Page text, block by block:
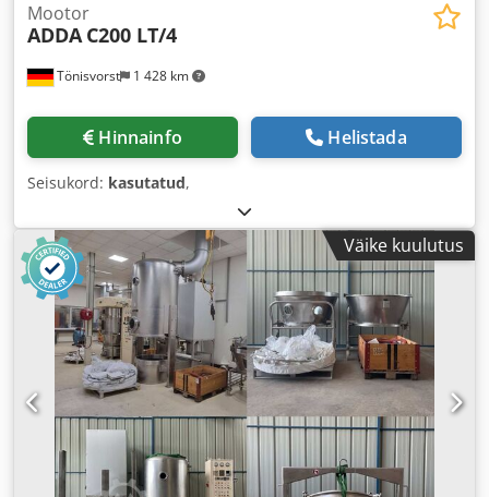
Tönisvorst 1 428 km
Mootor
ADDA C200 LT/4
Hinnainfo Helistada
Seisukord: kasutatud,
Väike kuulutus